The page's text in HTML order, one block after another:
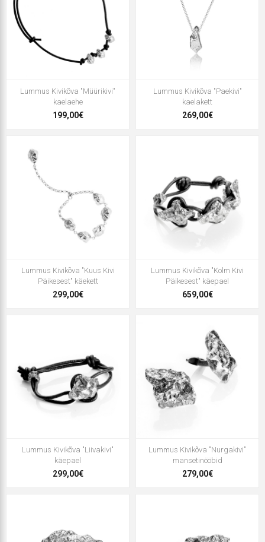
Lummus Kivikõva "Müürikivi"
kaelaehe
199,00€
Lummus Kivikõva "Paekivi"
kaelakett
269,00€
Lummus Kivikõva "Kuus Kivi
Päikesest" käekett
299,00€
Lummus Kivikõva "Kolm Kivi
Päikesest" käepael
659,00€
Lummus Kivikõva "Liivakivi"
käepael
299,00€
Lummus Kivikõva "Nurgakivi"
mansetinööbid
279,00€